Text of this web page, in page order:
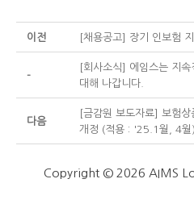
이전 [채용공고] 장기 인보험
-
[회사소식] 에임스는 지
대해 나갑니다.
다음
[금감원 보도자료] 보험
개정 (적용 : '25.1월, 4월)
Copyright © 2026 AIMS